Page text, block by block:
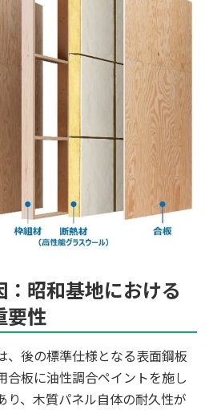
昭和基地における
要性
、後の標準仕様となる表面鋼板
合板に油性調合ペイントを施し
り、木質パネル自体の耐久性が